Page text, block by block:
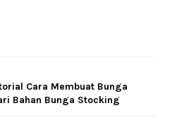
Cara Membuat Bunga
Bahan Bunga Stocking